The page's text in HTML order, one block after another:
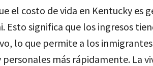
el costo de vida en Kentucky es
Esto significa que los ingresos
lo que permite a los
más rápidamente. La